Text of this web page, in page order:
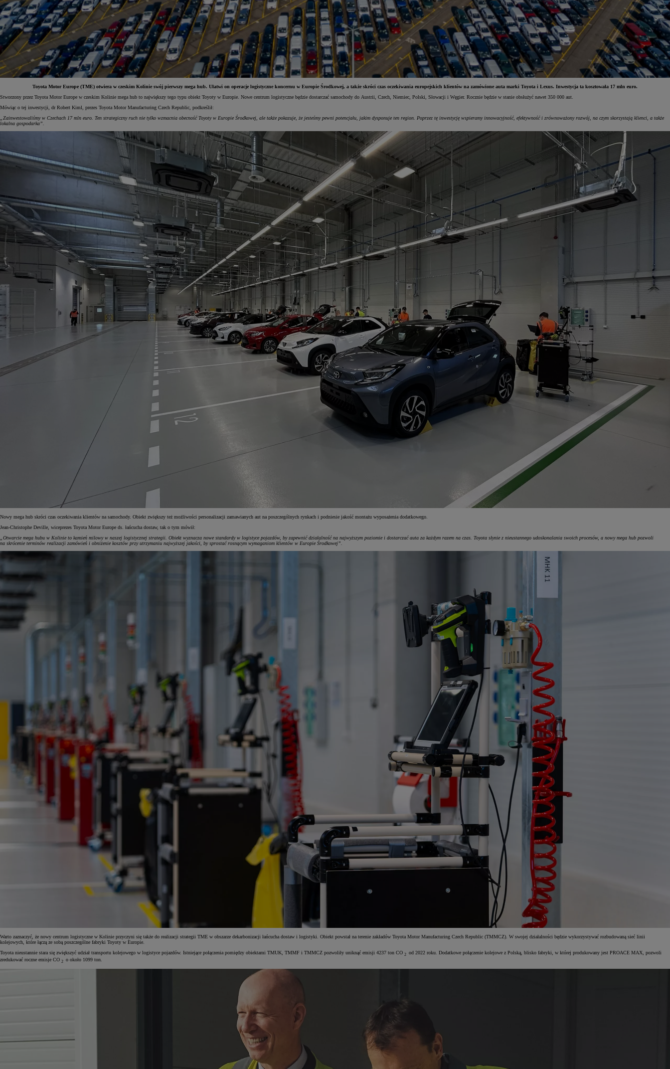
Od81 900 zł
Yaris Cross
HYBRID
Toyota Motor Europe (TME) otwiera w czeskim Kolinie swój pierwszy mega hub. Ułatwi on operacje logistyczne koncernu w Europie Środkowej, a także skróci czas oczekiwania europejskich klientów na zamówione auta marki Toyota i Lexus. Inwestycja ta kosztowała 17 mln euro.
Stworzony przez Toyota Motor Europe w czeskim Kolinie mega hub to największy tego typu obiekt Toyoty w Europie. Nowe centrum logistyczne będzie dostarczać samochody do Austrii, Czech, Niemiec, Polski, Słowacji i Węgier. Rocznie będzie w stanie obsłużyć nawet 350 000 aut.
Mówiąc o tej inwestycji, dr Robert Kiml, prezes Toyota Motor Manufacturing Czech Republic, podkreślił:
„Zainwestowaliśmy w Czechach 17 mln euro. Ten strategiczny ruch nie tylko wzmacnia obecność Toyoty w Europie Środkowej, ale także pokazuje, że jesteśmy pewni potencjału, jakim dysponuje ten region. Poprzez tę inwestycję wspieramy innowacyjność, efektywność i zrównoważony rozwój, na czym skorzystają klienci, a także
lokalna gospodarka”.
Nowy mega hub skróci czas oczekiwania klientów na samochody. Obiekt zwiększy też możliwości personalizacji zamawianych aut na poszczególnych rynkach i podniesie jakość montażu wyposażenia dodatkowego.
Jean-Christophe Deville, wiceprezes Toyota Motor Europe ds. łańcucha dostaw, tak o tym mówił:
„Otwarcie mega hubu w Kolinie to kamień milowy w naszej logistycznej strategii. Obiekt wyznacza nowe standardy w logistyce pojazdów, by zapewnić działalność na najwyższym poziomie i dostarczać auta za każdym razem na czas. Toyota słynie z nieustannego udoskonalania swoich procesów, a nowy mega hub pozwoli
na skrócenie terminów realizacji zamówień i obniżenie kosztów przy utrzymaniu najwyższej jakości, by sprostać rosnącym wymaganiom klientów w Europie Środkowej”.
Warto zaznaczyć, że nowy centrum logistyczne w Kolinie przyczyni się także do realizacji strategii TME w obszarze dekarbonizacji łańcucha dostaw i logistyki. Obiekt powstał na terenie zakładów Toyota Motor Manufacturing Czech Republic (TMMCZ). W swojej działalności będzie wykorzystywać rozbudowaną sieć linii
kolejowych, które łączą ze sobą poszczególne fabryki Toyoty w Europie.
Toyota nieustannie stara się zwiększyć udział transportu kolejowego w logistyce pojazdów. Istniejące połączenia pomiędzy obiektami TMUK, TMMF i TMMCZ pozwoliły uniknąć emisji 4237 ton CO 2 od 2022 roku. Dodatkowe połączenie kolejowe z Polską, blisko fabryki, w której produkowany jest PROACE MAX, pozwoli
zredukować roczne emisje CO 2 o około 1099 ton.